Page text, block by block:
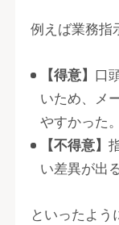
例えば業務指
【得意】 口
いため、メ
やすかった。
【不得意】
い差異が出
といったよう